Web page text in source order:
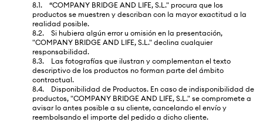
8.1. “COMPANY BRIDGE AND LIFE, S.L." procura que los
productos se muestren y describan con la mayor exactitud a la
realidad posible.
8.2. Si hubiera algún error u omisión en la presentación,
"COMPANY BRIDGE AND LIFE, S.L." declina cualquier
responsabilidad.
8.3. Las fotografías que ilustran y complementan el texto
descriptivo de los productos no forman parte del ámbito
contractual.
8.4. Disponibilidad de Productos. En caso de indisponibilidad de
productos, "COMPANY BRIDGE AND LIFE, S.L." se compromete a
avisar lo antes posible a su cliente, cancelando el envío y
reembolsando el importe del pedido a dicho cliente.